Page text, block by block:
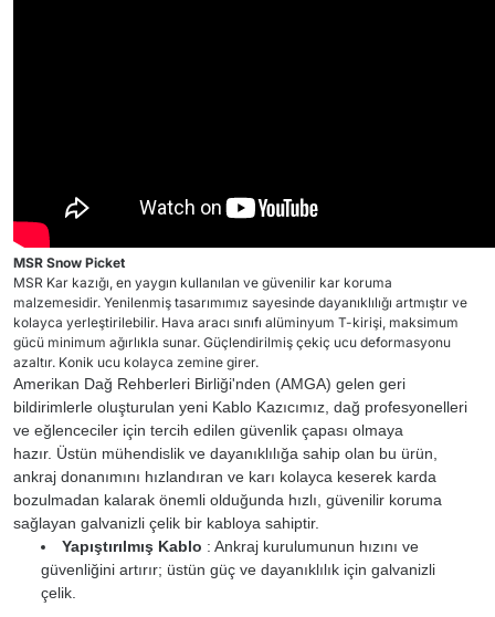
MSR Snow Picket
MSR Kar kazığı, en yaygın kullanılan ve güvenilir kar koruma
malzemesidir. Yenilenmiş tasarımımız sayesinde dayanıklılığı artmıştır ve
kolayca yerleştirilebilir. Hava aracı sınıfı alüminyum T-kirişi, maksimum
gücü minimum ağırlıkla sunar. Güçlendirilmiş çekiç ucu deformasyonu
azaltır. Konik ucu kolayca zemine girer.
Amerikan Dağ Rehberleri Birliği'nden (AMGA) gelen geri
bildirimlerle oluşturulan yeni Kablo Kazıcımız, dağ profesyonelleri
ve eğlenceciler için tercih edilen güvenlik çapası olmaya
hazır. Üstün mühendislik ve dayanıklılığa sahip olan bu ürün,
ankraj donanımını hızlandıran ve karı kolayca keserek karda
bozulmadan kalarak önemli olduğunda hızlı, güvenilir koruma
sağlayan galvanizli çelik bir kabloya sahiptir.
Yapıştırılmış Kablo : Ankraj kurulumunun hızını ve
güvenliğini artırır; üstün güç ve dayanıklılık için galvanizli
çelik.